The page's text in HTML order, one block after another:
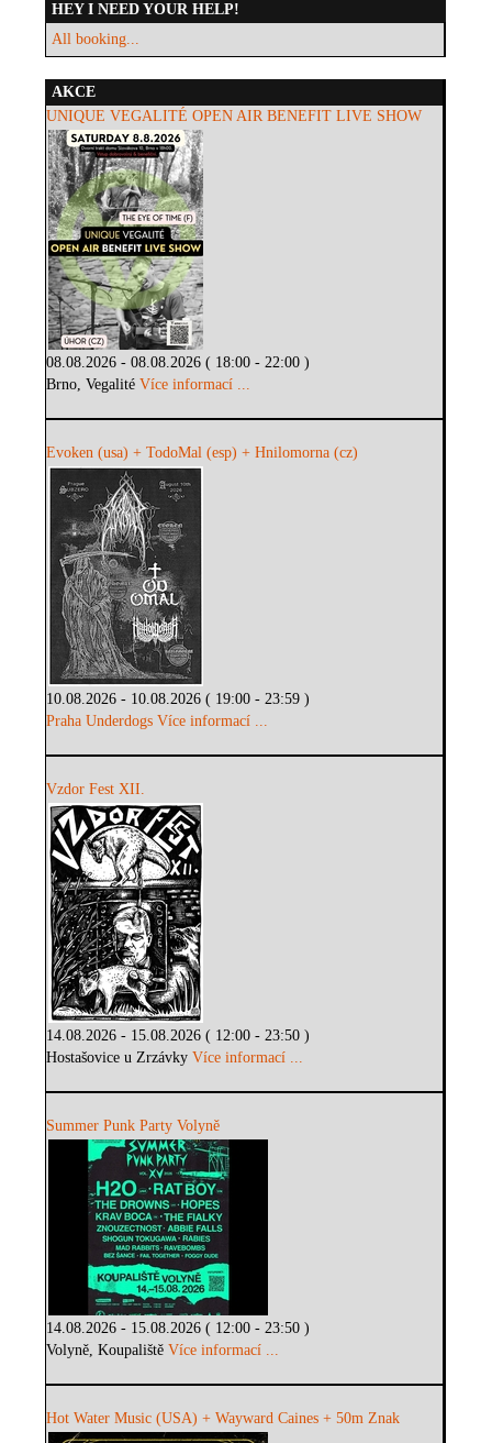
HEY I NEED YOUR HELP!
All booking...
AKCE
UNIQUE VEGALITÉ OPEN AIR BENEFIT LIVE SHOW
08.08.2026 - 08.08.2026 ( 18:00 - 22:00 )
Brno, VegalitéVíce informací ...
Evoken (usa) + TodoMal (esp) + Hnilomorna (cz)
10.08.2026 - 10.08.2026 ( 19:00 - 23:59 )
Praha Underdogs Více informací ...
Vzdor Fest XII.
14.08.2026 - 15.08.2026 ( 12:00 - 23:50 )
Hostašovice u ZrzávkyVíce informací ...
Summer Punk Party Volyně
14.08.2026 - 15.08.2026 ( 12:00 - 23:50 )
Volyně, KoupalištěVíce informací ...
Hot Water Music (USA) + Wayward Caines + 50m Znak